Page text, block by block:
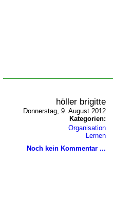
höller brigitte
Donnerstag, 9. August 2012
Kategorien:
Organisation
Lernen
Noch kein Kommentar ...